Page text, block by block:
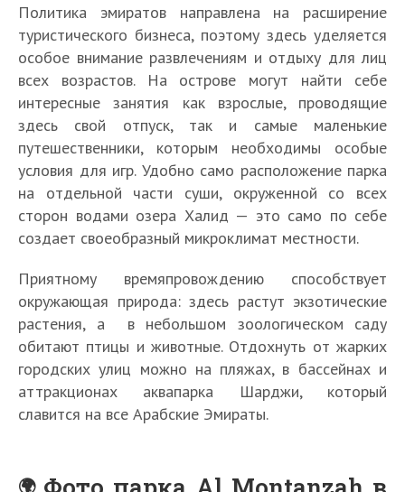
Политика эмиратов направлена на расширение
туристического бизнеса, поэтому здесь уделяется
особое внимание развлечениям и отдыху для лиц
всех возрастов. На острове могут найти себе
интересные занятия как взрослые, проводящие
здесь свой отпуск, так и самые маленькие
путешественники, которым необходимы особые
условия для игр. Удобно само расположение парка
на отдельной части суши, окруженной со всех
сторон водами озера Халид — это само по себе
создает своеобразный микроклимат местности.
Приятному времяпровождению способствует
окружающая природа: здесь растут экзотические
растения, а в небольшом зоологическом саду
обитают птицы и животные. Отдохнуть от жарких
городских улиц можно на пляжах, в бассейнах и
аттракционах аквапарка Шарджи, который
славится на все Арабские Эмираты.